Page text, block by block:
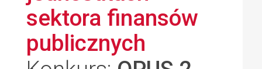
sektora finansów
publicznych